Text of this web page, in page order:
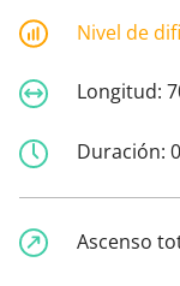
Nivel de
Longitud:
Duración:
Ascenso